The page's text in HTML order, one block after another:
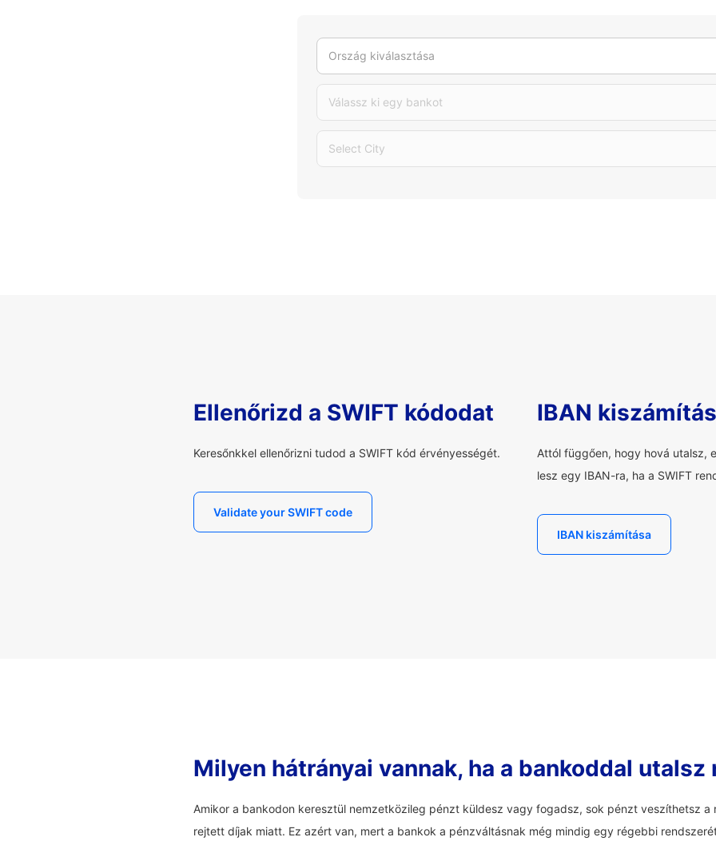
Ország kiválasztása
Válassz ki egy bankot
Select City
Ellenőrizd a SWIFT kódodat
Keresőnkkel ellenőrizni tudod a SWIFT kód érvényességét.
Validate your SWIFT code
IBAN
Attól függően, hogy hová utalsz,
lesz egy IBAN-ra, ha a SWIFT
IBAN kiszámítása
Milyen hátrányai vannak, ha a bankoddal
Amikor a bankodon keresztül nemzetközileg pénzt küldesz vagy fogadsz, sok pénzt veszíthetsz a
rejtett díjak miatt. Ez azért van, mert a bankok a pénzváltásnak még mindig egy régebbi